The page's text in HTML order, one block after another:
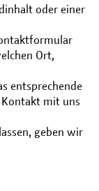
oder einer
Ort,
entsprechende
Kontakt mit uns
geben wir